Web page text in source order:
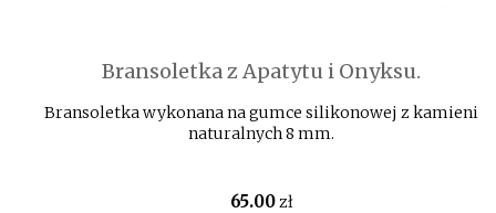
Bransoletka z Apatytu i Onyksu.
Bransoletka wykonana na gumce silikonowej z kamieni
naturalnych 8 mm.
65.00zł